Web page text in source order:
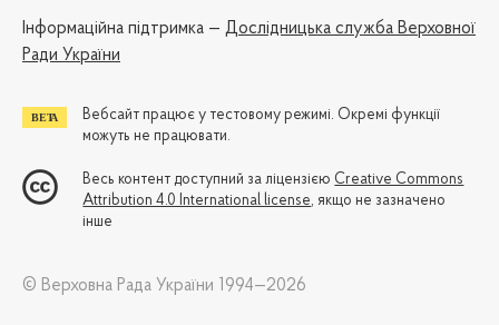
Iнформаційна підтримка — Дослідницька служба Верховної
Ради України
Вебсайт працює у тестовому режимі. Окремі функції
можуть не працювати.
Весь контент доступний за ліцензією Creative Commons
Attribution 4.0 International license, якщо не зазначено
інше
© Верховна Рада України 1994—2026